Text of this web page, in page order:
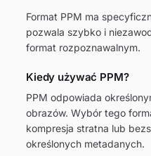
Format PPM ma
pozwala szybko i
format rozpoznawalnym.
Kiedy używać PPM?
PPM odpowiada
obrazów. Wybór tego
kompresja stratna lub
określonych metadanych.